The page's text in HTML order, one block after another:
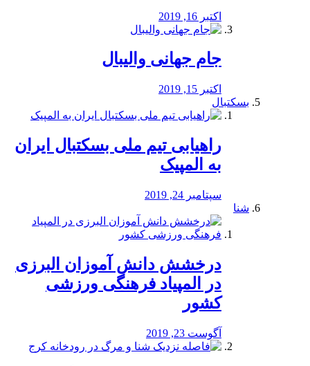
اکتبر 16, 2019
جام جهانی والیبال
اکتبر 15, 2019
بسکتبال
راهیابی تیم ملی بسکتبال ایران
به المپیک
سپتامبر 24, 2019
شنا
درخشش دانش آموزان البرزی
در المپیاد فرهنگی ورزشی
کشور
آگوست 23, 2019